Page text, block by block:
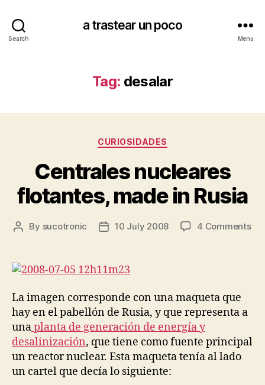
Search
a trastear un poco
Menu
Tag: desalar
Categories
CURIOSIDADES
Centrales nucleares
flotantes, made in Rusia
Post
By sucotronic
Post10 July 2008 4 Commentson
La imagen corresponde con una maqueta que
hay en el pabellón de Rusia, y que representa a
unaplanta de generación de energía y
desalinización, que tiene como fuente principal
un reactor nuclear. Esta maqueta tenía al lado
un cartel que decía lo siguiente: